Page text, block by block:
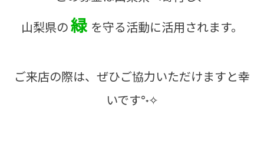
山梨県の緑 を守る活動に活用されます。
ご来店の際は、ぜひご協力いただけますと幸
いです°˖✧